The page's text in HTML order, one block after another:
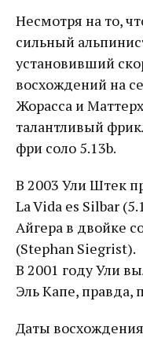
Несмотря на то,
сильный
установивший
восхождений на
Жорасса и
талантливый
фри соло 5.13b.
В 2003 Ули Штек
La Vida es Silbar
Айгера в двойке
(Stephan Siegrist).
В 2001 году Ули
Эль Капе,
Даты